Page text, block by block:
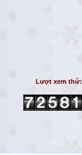
Lượt xem thứ: